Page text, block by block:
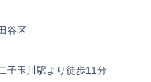
谷区
子玉川駅より徒歩11分